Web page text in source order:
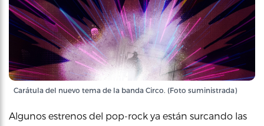
Carátula del nuevo tema de la banda Circo. (Foto suministrada)
Algunos estrenos del pop-rock ya están surcando las